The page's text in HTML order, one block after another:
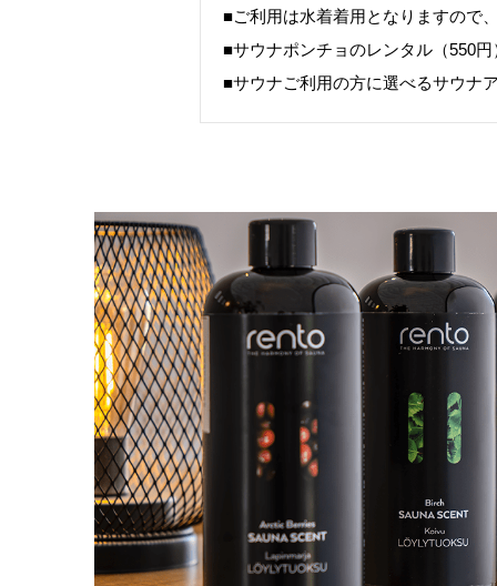
■ご利用は水着着用となりますので
■サウナポンチョのレンタル（550
■サウナご利用の方に選べるサウナ